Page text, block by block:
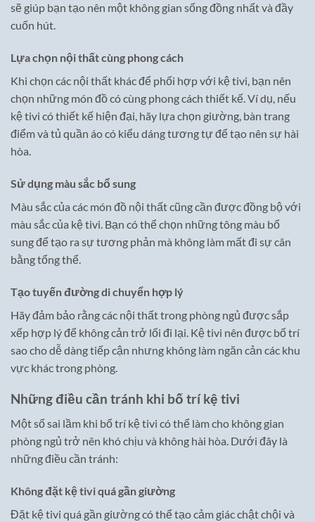
sẽ giúp bạn tạo nên một không gian sống đồng nhất và đầy
cuốn hút.
Lựa chọn nội thất cùng phong cách
Khi chọn các nội thất khác để phối hợp với kệ tivi, bạn nên
chọn những món đồ có cùng phong cách thiết kế. Ví dụ, nếu
kệ tivi có thiết kế hiện đại, hãy lựa chọn giường, bàn trang
điểm và tủ quần áo có kiểu dáng tương tự để tạo nên sự hài
hòa.
Sử dụng màu sắc bổ sung
Màu sắc của các món đồ nội thất cũng cần được đồng bộ với
màu sắc của kệ tivi. Bạn có thể chọn những tông màu bổ
sung để tạo ra sự tương phản mà không làm mất đi sự cân
bằng tổng thể.
Tạo tuyến đường di chuyển hợp lý
Hãy đảm bảo rằng các nội thất trong phòng ngủ được sắp
xếp hợp lý để không cản trở lối đi lại. Kệ tivi nên được bố trí
sao cho dễ dàng tiếp cận nhưng không làm ngăn cản các khu
vực khác trong phòng.
Những điều cần tránh khi bố trí kệ tivi
Một số sai lầm khi bố trí kệ tivi có thể làm cho không gian
phòng ngủ trở nên khó chịu và không hài hòa. Dưới đây là
những điều cần tránh:
Không đặt kệ tivi quá gần giường
Đặt kệ tivi quá gần giường có thể tạo cảm giác chật chội và